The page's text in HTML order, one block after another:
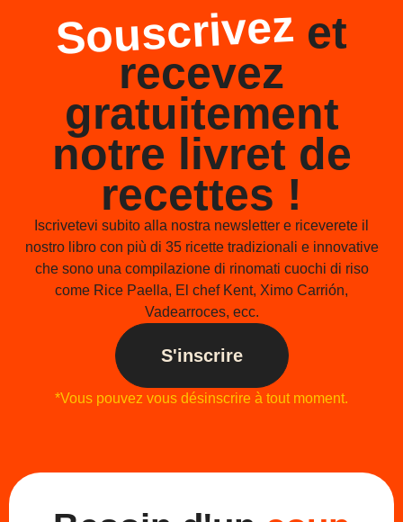
Souscrivez et
recevez
gratuitement
notre livret de
recettes !
Iscrivetevi subito alla nostra newsletter e riceverete il
nostro libro con più di 35 ricette tradizionali e innovative
che sono una compilazione di rinomati cuochi di riso
come Rice Paella, El chef Kent, Ximo Carrión,
Vadearroces, ecc.
S'inscrire
*Vous pouvez vous désinscrire à tout moment.